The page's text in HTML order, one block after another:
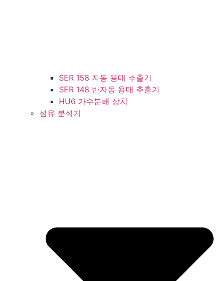
SER 158 자동 용매 추출기
SER 148 반자동 용매 추출기
HU6 가수분해 장치
섬유 분석기